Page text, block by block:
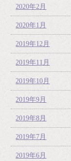
2020年2月
2020年1月
2019年12月
2019年11月
2019年10月
2019年9月
2019年8月
2019年7月
2019年6月